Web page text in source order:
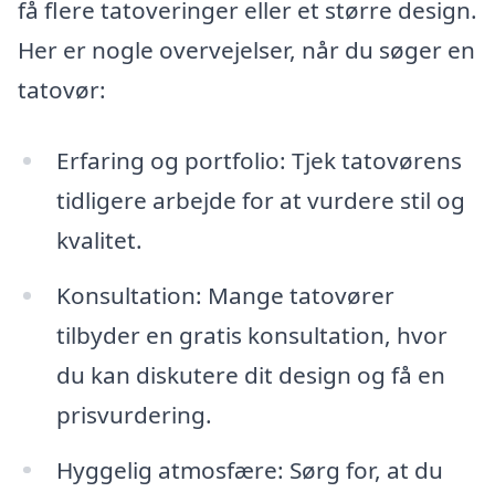
få flere tatoveringer eller et større design.
Her er nogle overvejelser, når du søger en
tatovør:
Erfaring og portfolio: Tjek tatovørens
tidligere arbejde for at vurdere stil og
kvalitet.
Konsultation: Mange tatovører
tilbyder en gratis konsultation, hvor
du kan diskutere dit design og få en
prisvurdering.
Hyggelig atmosfære: Sørg for, at du